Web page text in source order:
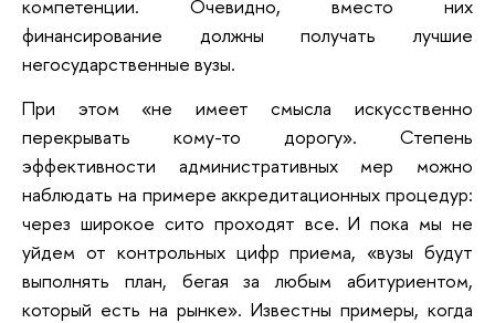
компетенции. Очевидно, вместо них
финансирование должны получать лучшие
негосударственные вузы.
При этом «не имеет смысла искусственно
перекрывать кому-то дорогу». Степень
эффективности административных мер можно
наблюдать на примере аккредитационных процедур:
через широкое сито проходят все. И пока мы не
уйдем от контрольных цифр приема, «вузы будут
выполнять план, бегая за любым абитуриентом,
который есть на рынке». Известны примеры, когда